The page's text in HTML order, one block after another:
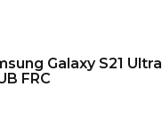
Galaxy S21 Ultra
FRC